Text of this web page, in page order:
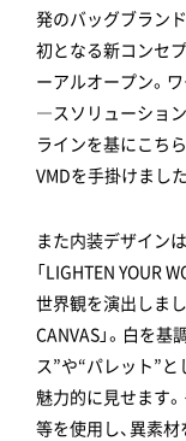
発のバッグブラン
初となる新コンセ
ーアルオープン。
―スソリューショ
ラインを基にこち
VMDを手掛けました
また内装デザイン
「LIGHTEN YOUR
世界観を演出しま
CANVAS」。白を
ス”や“パレット”と
魅力的に見せます
等を使用し、異素